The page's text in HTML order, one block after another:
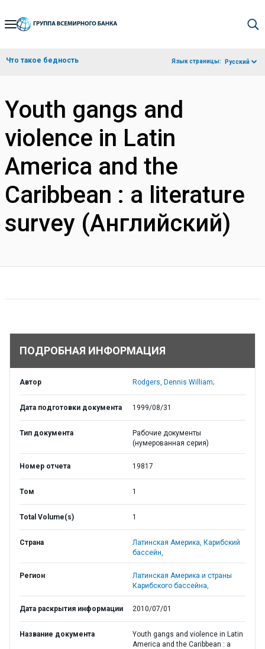
Skip
Navigation
Что такое бедность Язык страницы: Русский
Youth gangs and
violence in Latin
America and the
Caribbean : a literature
survey (Английский)
ПОДРОБНАЯ ИНФОРМАЦИЯ
Автор Rodgers, Dennis William;
Дата подготовки документа 1999/08/31
Тип документа
Рабочие документы
(нумерованная серия)
Номер отчета 19817
Том 1
Total Volume(s) 1
Страна Латинская Америка, Карибский
бассейн,
Регион
Латинская Америка и страны
Карибского бассейна,
Дата раскрытия информации 2010/07/01
Название документа
Youth gangs and violence in Latin
America and the Caribbean : a